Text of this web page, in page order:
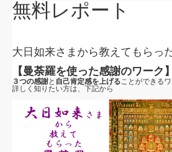
無料レポート
大日如来さまから教えてもらっ
【曼荼羅を使った感謝のワーク】
３つの感謝と 自己肯定感を上げることができる
詳しく知りたい方は、下記から